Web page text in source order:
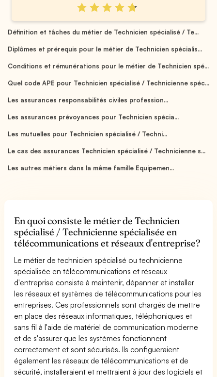
Définition et tâches du métier de Technicien spécialisé / Te...
Diplômes et prérequis pour le métier de Technicien spécialis...
Conditions et rémunérations pour le métier de Technicien spé...
Quel code APE pour Technicien spécialisé / Technicienne spéc...
Les assurances responsabilités civiles profession...
Les assurances prévoyances pour Technicien spécia...
Les mutuelles pour Technicien spécialisé / Techni...
Le cas des assurances Technicien spécialisé / Technicienne s...
Les autres métiers dans la même famille Equipemen...
En quoi consiste le métier de Technicien
spécialisé / Technicienne spécialisée en
télécommunications et réseaux d'entreprise?
Le métier de technicien spécialisé ou technicienne
spécialisée en télécommunications et réseaux
d'entreprise consiste à maintenir, dépanner et installer
les réseaux et systèmes de télécommunications pour les
entreprises. Ces professionnels sont chargés de mettre
en place des réseaux informatiques, téléphoniques et
sans fil à l'aide de matériel de communication moderne
et de s'assurer que les systèmes fonctionnent
correctement et sont sécurisés. Ils configueraient
également les réseaux de télécommunications et de
sécurité, installeraient et mettraient à jour des logiciels et